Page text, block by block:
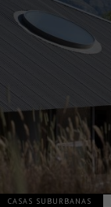
CASAS SUBURBANAS